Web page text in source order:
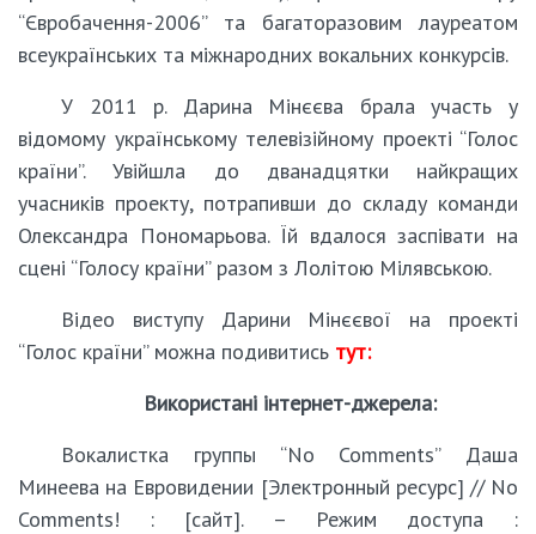
“Євробачення-2006” та багаторазовим лауреатом
всеукраїнських та міжнародних вокальних конкурсів.
У 2011 р. Дарина Мінєєва брала участь у
відомому українському телевізійному проекті “Голос
країни”. Увійшла до дванадцятки найкращих
учасників проекту, потрапивши до складу команди
Олександра Пономарьова. Їй вдалося заспівати на
сцені “Голосу країни” разом з Лолітою Мілявською.
Відео виступу Дарини Мінєєвої на проекті
“Голос країни” можна подивитись тут:
Використані інтернет-джерела:
Вокалистка группы “No Comments” Даша
Минеева на Евровидении [Электронный ресурс] // No
Comments! : [сайт]. – Режим доступа :